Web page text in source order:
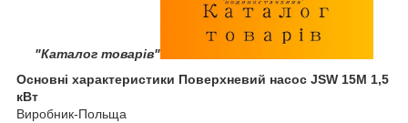
"Каталог товарів"
Основні характеристики Поверхневий насос JSW 15M 1,5
кВт
Виробник-Польща